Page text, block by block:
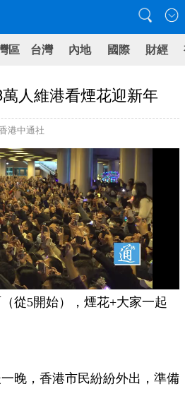
區 台灣 內地 國際 財經
人維港看煙花迎新年
港中通社
從5開始），煙花+大家一起
一晚，香港市民紛紛外出，準備